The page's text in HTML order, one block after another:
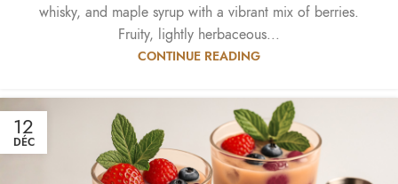
whisky, and maple syrup with a vibrant mix of berries.
Fruity, lightly herbaceous...
CONTINUE READING
12
DÉC